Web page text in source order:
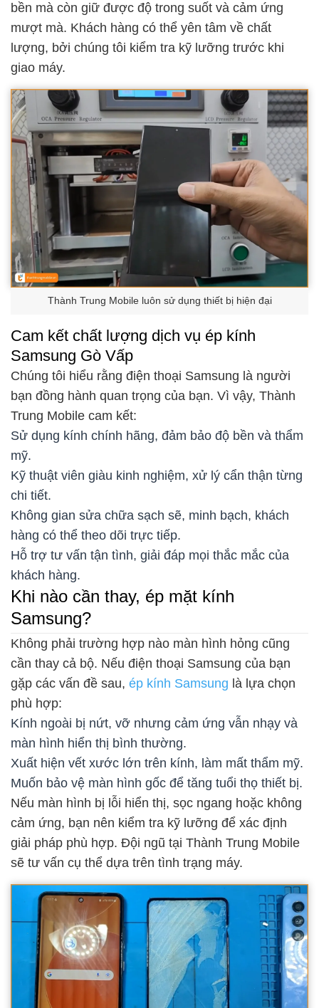
bền mà còn giữ được độ trong suốt và cảm ứng
mượt mà. Khách hàng có thể yên tâm về chất
lượng, bởi chúng tôi kiểm tra kỹ lưỡng trước khi
giao máy.
Thành Trung Mobile luôn sử dụng thiết bị hiện đại
Cam kết chất lượng dịch vụ ép kính
Samsung Gò Vấp
Chúng tôi hiểu rằng điện thoại Samsung là người
bạn đồng hành quan trọng của bạn. Vì vậy, Thành
Trung Mobile cam kết:
Sử dụng kính chính hãng, đảm bảo độ bền và thẩm
mỹ.
Kỹ thuật viên giàu kinh nghiệm, xử lý cẩn thận từng
chi tiết.
Không gian sửa chữa sạch sẽ, minh bạch, khách
hàng có thể theo dõi trực tiếp.
Hỗ trợ tư vấn tận tình, giải đáp mọi thắc mắc của
khách hàng.
Khi nào cần thay, ép mặt kính
Samsung?
Không phải trường hợp nào màn hình hỏng cũng
cần thay cả bộ. Nếu điện thoại Samsung của bạn
gặp các vấn đề sau, ép kính Samsung là lựa chọn
phù hợp:
Kính ngoài bị nứt, vỡ nhưng cảm ứng vẫn nhạy và
màn hình hiển thị bình thường.
Xuất hiện vết xước lớn trên kính, làm mất thẩm mỹ.
Muốn bảo vệ màn hình gốc để tăng tuổi thọ thiết bị.
Nếu màn hình bị lỗi hiển thị, sọc ngang hoặc không
cảm ứng, bạn nên kiểm tra kỹ lưỡng để xác định
giải pháp phù hợp. Đội ngũ tại Thành Trung Mobile
sẽ tư vấn cụ thể dựa trên tình trạng máy.